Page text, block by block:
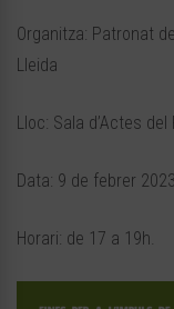
Organitza: Patronat
Lleida
Lloc: Sala d’Actes
Data: 9 de febrer 2023
Horari: de 17 a 19h.